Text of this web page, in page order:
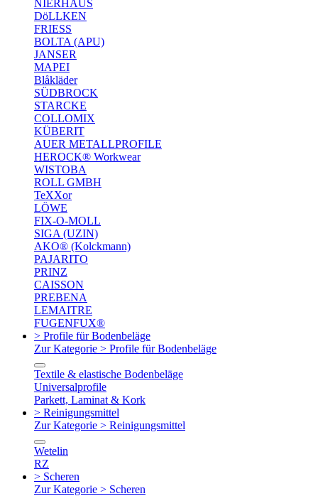
NIERHAUS
DöLLKEN
FRIESS
BOLTA (APU)
JANSER
MAPEI
Blåkläder
SÜDBROCK
STARCKE
COLLOMIX
KÜBERIT
AUER METALLPROFILE
HEROCK® Workwear
WISTOBA
ROLL GMBH
TeXXor
LÖWE
FIX-O-MOLL
SIGA (UZIN)
AKO® (Kolckmann)
PAJARITO
PRINZ
CAISSON
PREBENA
LEMAITRE
FUGENFUX®
> Profile für Bodenbeläge
Zur Kategorie > Profile für Bodenbeläge
Textile & elastische Bodenbeläge
Universalprofile
Parkett, Laminat & Kork
> Reinigungsmittel
Zur Kategorie > Reinigungsmittel
Wetelin
RZ
> Scheren
Zur Kategorie > Scheren